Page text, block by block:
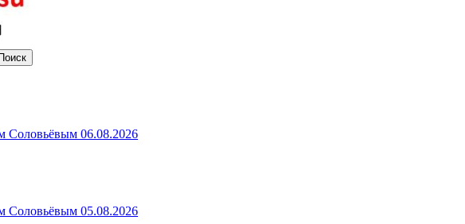
Соловьёвым 06.08.2026
Соловьёвым 05.08.2026